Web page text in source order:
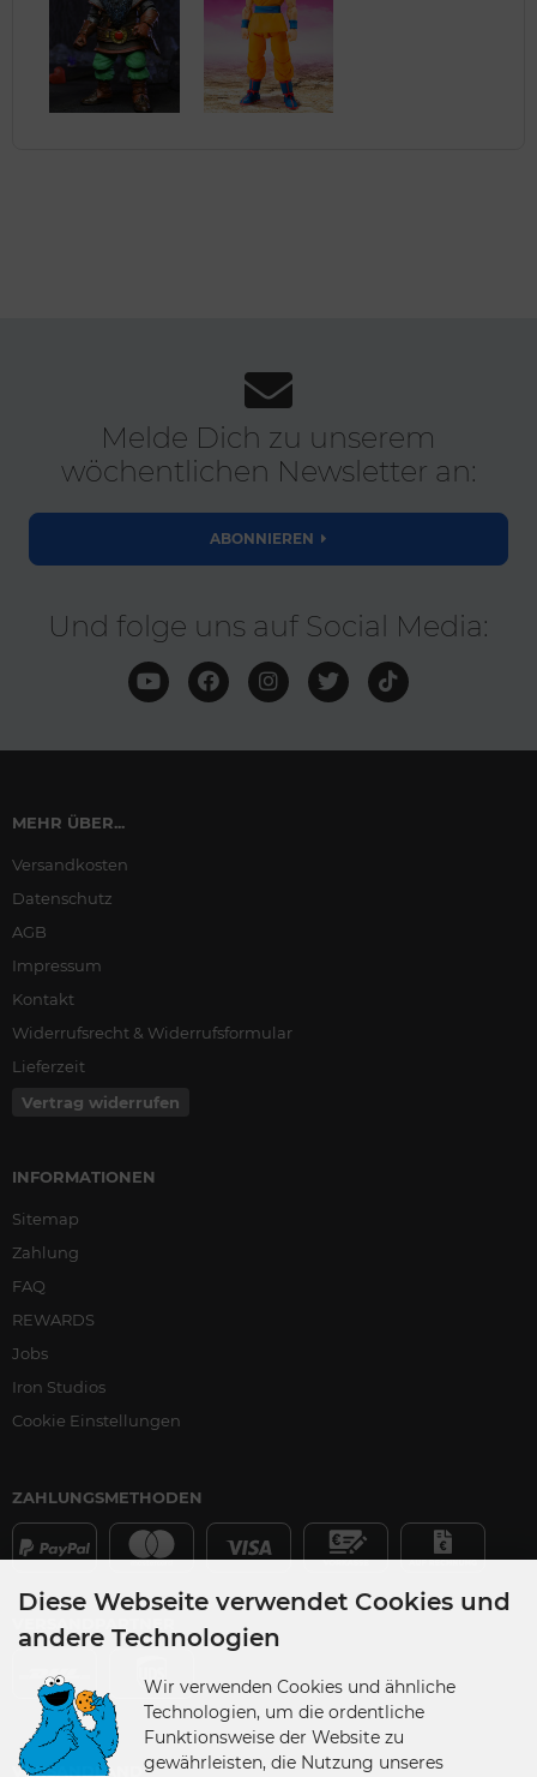
Melde Dich zu unserem
wöchentlichen Newsletter an:
ABONNIEREN
Und folge uns auf Social Media:
MEHR ÜBER...
Versandkosten
Datenschutz
AGB
Impressum
Kontakt
Widerrufsrecht & Widerrufsformular
Lieferzeit
Vertrag widerrufen
INFORMATIONEN
Sitemap
Zahlung
FAQ
REWARDS
Jobs
Iron Studios
Cookie Einstellungen
ZAHLUNGSMETHODEN
VERSANDPARTNER
VERSANDLAND
Diese Webseite verwendet Cookies und
andere Technologien
Wir verwenden Cookies und ähnliche
Technologien, um die ordentliche
Funktionsweise der Website zu
gewährleisten, die Nutzung unseres